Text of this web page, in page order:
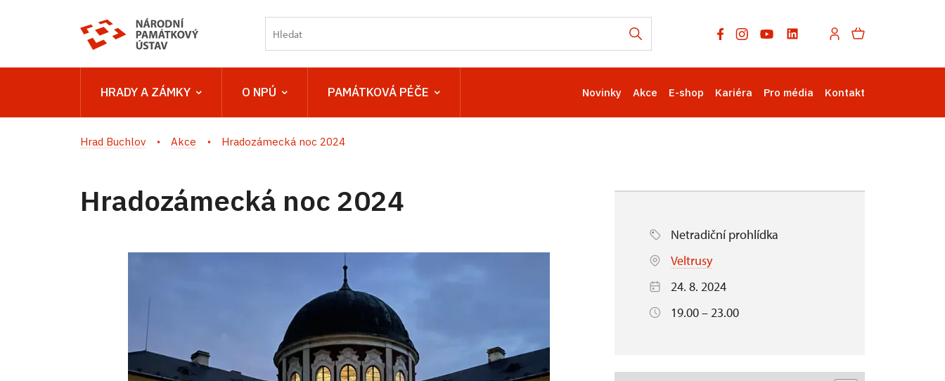
HRADY A ZÁMKY O NPÚ PAMÁTKOVÁ PÉČE Novinky Akce E-shop Kariéra Pro média Kontakt
Hrad Buchlov Akce Hradozámecká noc 2024
Hradozámecká noc 2024
Netradiční prohlídka
Veltrusy
24. 8. 2024
19.00 – 23.00